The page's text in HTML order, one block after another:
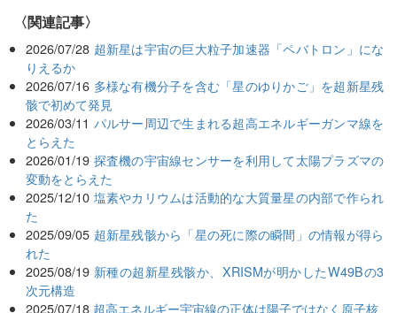
関連記事
2026/07/28 超新星は宇宙の巨大粒子加速器「ペバトロン」にな
りえるか
2026/07/16 多様な有機分子を含む「星のゆりかご」を超新星残
骸で初めて発見
2026/03/11 パルサー周辺で生まれる超高エネルギーガンマ線を
とらえた
2026/01/19 探査機の宇宙線センサーを利用して太陽プラズマの
変動をとらえた
2025/12/10 塩素やカリウムは活動的な大質量星の内部で作られ
た
2025/09/05 超新星残骸から「星の死に際の瞬間」の情報が得ら
れた
2025/08/19 新種の超新星残骸か、XRISMが明かしたW49Bの3
次元構造
2025/07/18 超高エネルギー宇宙線の正体は陽子ではなく原子核